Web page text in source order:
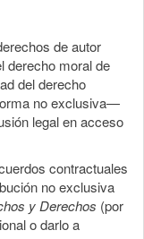
de autor
derecho moral de
del derecho
no exclusiva—
legal en acceso
contractuales
no exclusiva
y Derechos (por
o darlo a